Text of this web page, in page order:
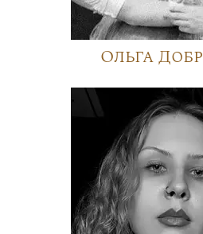
Ольга